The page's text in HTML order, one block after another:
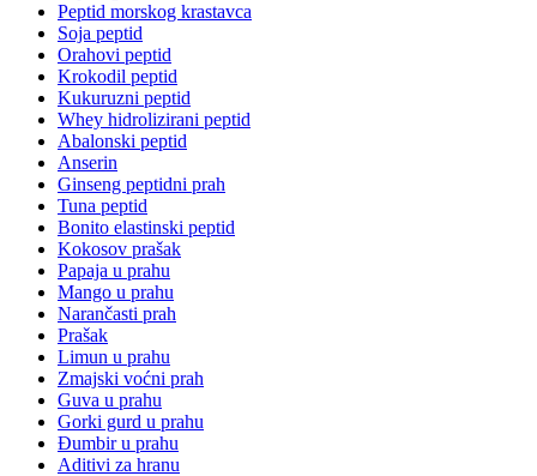
Peptid morskog krastavca
Soja peptid
Orahovi peptid
Krokodil peptid
Kukuruzni peptid
Whey hidrolizirani peptid
Abalonski peptid
Anserin
Ginseng peptidni prah
Tuna peptid
Bonito elastinski peptid
Kokosov prašak
Papaja u prahu
Mango u prahu
Narančasti prah
Prašak
Limun u prahu
Zmajski voćni prah
Guva u prahu
Gorki gurd u prahu
Đumbir u prahu
Aditivi za hranu